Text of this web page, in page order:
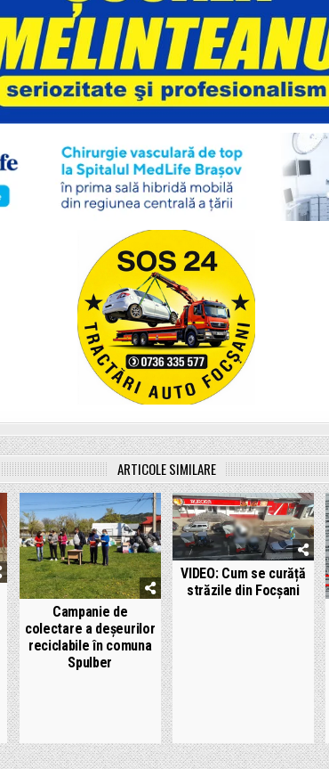
ARTICOLE SIMILARE
Campanie de
colectare a deşeurilor
reciclabile în comuna
Spulber
VIDEO: Cum se curăță
străzile din Focșani